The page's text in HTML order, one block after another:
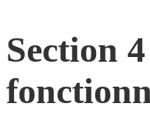
Section​